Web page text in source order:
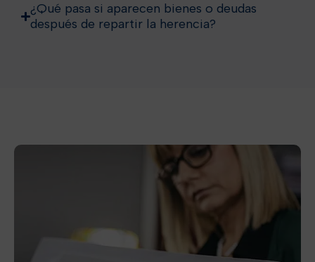
¿Qué pasa si aparecen bienes o deudas
después de repartir la herencia?